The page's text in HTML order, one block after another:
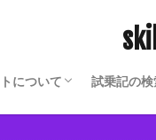
について
Owned Model
ヒトの理解が深まる愉し
試乗記の検